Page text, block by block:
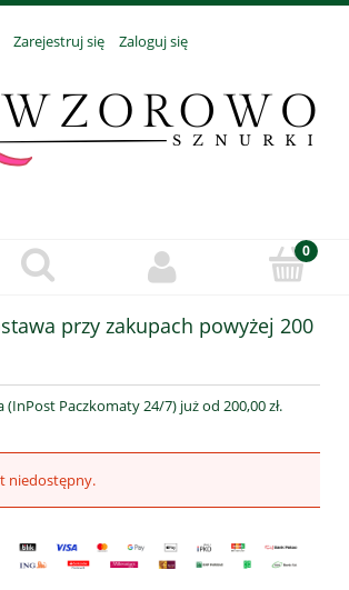
Zarejestruj się Zaloguj się
przy zakupach powyżej 200
Paczkomaty 24/7) już od 200,00 zł.
niedostępny.